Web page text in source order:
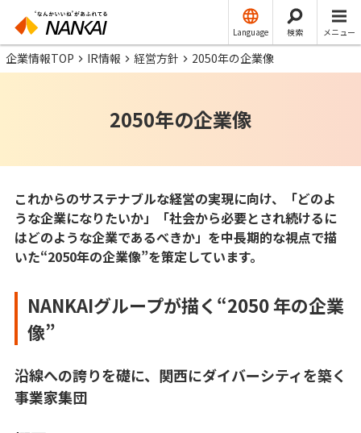
Language 検索 メニュー
企業情報TOP IR情報 経営方針 2050年の企業像
2050年の企業像
これからのサステナブルな経営の実現に向け、「どのよ
うな企業になりたいか」「社会から必要とされ続けるに
はどのような企業であるべきか」を中長期的な視点で描
いた“2050年の企業像”を策定しています。
NANKAIグループが描く“2050 年の企業
像”
沿線への誇りを礎に、関西にダイバーシティを築く
事業家集団